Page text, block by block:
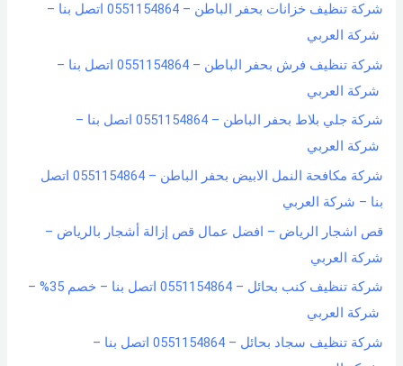
شركة تنظيف خزانات بحفر الباطن – 0551154864 اتصل بنا –
شركة العربي
شركة تنظيف فرش بحفر الباطن – 0551154864 اتصل بنا –
شركة العربي
شركة جلي بلاط بحفر الباطن – 0551154864 اتصل بنا –
شركة العربي
شركة مكافحة النمل الابيض بحفر الباطن – 0551154864 اتصل
بنا – شركة العربي
قص اشجار الرياض – افضل عمال قص إزالة أشجار بالرياض –
شركة العربي
شركة تنظيف كنب بحائل – 0551154864 اتصل بنا – خصم 35% –
شركة العربي
شركة تنظيف سجاد بحائل – 0551154864 اتصل بنا –